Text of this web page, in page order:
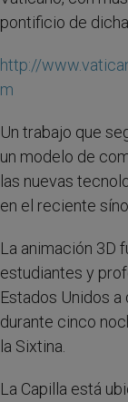
pontificio de
http://
m
Un trabajo que
un modelo de
las nuevas
en el reciente
La animación 3D
estudiantes y
Estados Unidos
durante cinco
la Sixtina.
La Capilla está